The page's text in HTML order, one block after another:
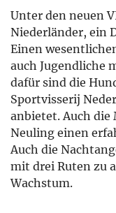
Unter den neuen
Niederländer, ein
Einen
auch Jugendliche
dafür sind die
Sportvisserij
anbietet. Auch
Neuling einen
Auch die
mit drei Ruten zu
Wachstum.